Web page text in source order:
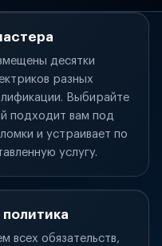
десятки
разных
Выбирайте
подходит вам под
и устраивает по
услугу.
политика
всех обязательств,